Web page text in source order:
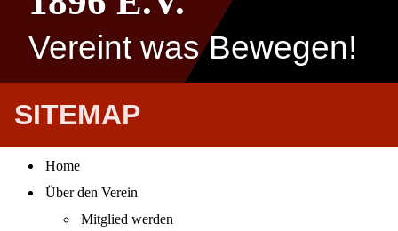
Vereint was Bewegen!
SITEMAP
Home
Über den Verein
Mitglied werden